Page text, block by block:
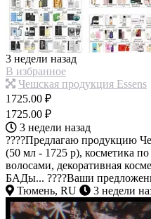
3 недели назад
В избранное
Чешская продукция Essens
1725.00 ₽
1725.00 ₽
3 недели назад
????Предлагаю продукцию
(50 мл - 1725 р), косметика
волосами, декоративная
БАДы... ????Ваши
Тюмень, RU
3 недели